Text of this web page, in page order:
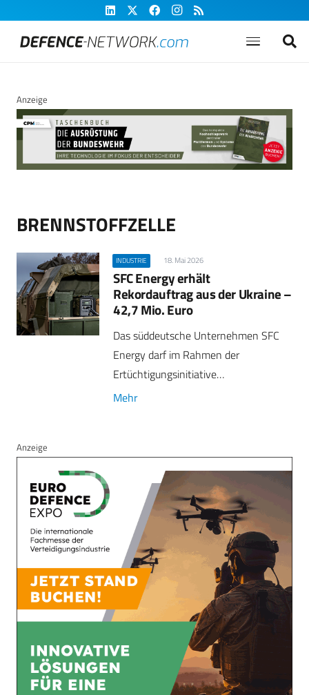
Anzeige
BRENNSTOFFZELLE
INDUSTRIE 18. Mai 2026
SFC Energy erhält
Rekordauftrag aus der Ukraine –
42,7 Mio. Euro
Das süddeutsche Unternehmen SFC
Energy darf im Rahmen der
Ertüchtigungsinitiative…
Mehr
Anzeige